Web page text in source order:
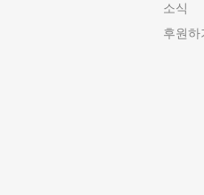
소식
후원하